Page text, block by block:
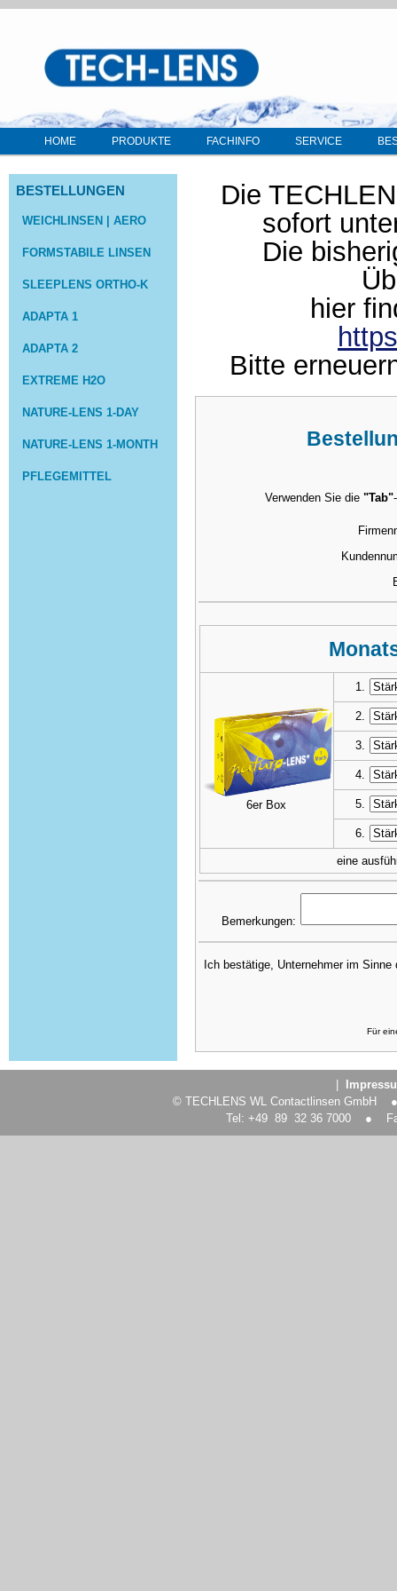
HOME PRODUKTE FACHINFO SERVICE
BESTELLUNGEN
WEICHLINSEN | AERO
FORMSTABILE LINSEN
SLEEPLENS ORTHO-K
ADAPTA 1
ADAPTA 2
EXTREME H2O
NATURE-LENS 1-DAY
NATURE-LENS 1-MONTH
PFLEGEMITTEL
Die
sofort
Die
hier
Bitte
Verwenden Sie die "Tab"
6er Box
1.
2.
3.
4.
5.
6.
eine
Bemerkungen:
Ich bestätige, Unternehmer im
Für
© TECHLENS WL Contactlinsen
Tel: +49 89 32 36 7000 ●